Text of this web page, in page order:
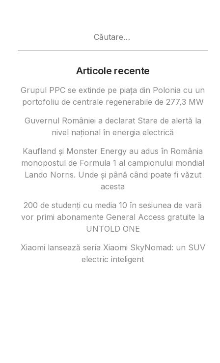
Articole recente
Grupul PPC se extinde pe piața din Polonia cu un
portofoliu de centrale regenerabile de 277,3 MW
Guvernul României a declarat Stare de alertă la
nivel național în energia electrică
Kaufland și Monster Energy au adus în România
monopostul de Formula 1 al campionului mondial
Lando Norris. Unde și până când poate fi văzut
acesta
200 de studenți cu media 10 în sesiunea de vară
vor primi abonamente General Access gratuite la
UNTOLD ONE
Xiaomi lansează seria Xiaomi SkyNomad: un SUV
electric inteligent